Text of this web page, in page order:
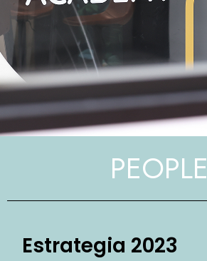
PEOPLE
Estrategia 2023